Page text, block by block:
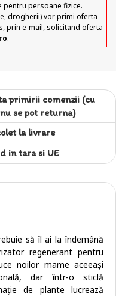
pentru persoane fizice.
drogherii) vor primi oferta
prin e-mail, solicitand oferta
.
primirii comenzii (cu
se pot returna)
la livrare
in tara si UE
să îl ai la îndemână
regenerant pentru
noilor mame aceeași
dar într-o sticlă
de plante lucrează